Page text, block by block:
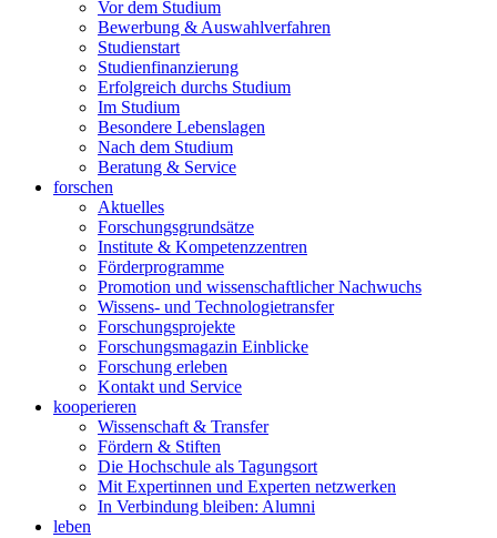
Vor dem Studium
Bewerbung & Auswahlverfahren
Studienstart
Studienfinanzierung
Erfolgreich durchs Studium
Im Studium
Besondere Lebenslagen
Nach dem Studium
Beratung & Service
forschen
Aktuelles
Forschungsgrundsätze
Institute & Kompetenzzentren
Förderprogramme
Promotion und wissenschaftlicher Nachwuchs
Wissens- und Technologietransfer
Forschungsprojekte
Forschungsmagazin Einblicke
Forschung erleben
Kontakt und Service
kooperieren
Wissenschaft & Transfer
Fördern & Stiften
Die Hochschule als Tagungsort
Mit Expertinnen und Experten netzwerken
In Verbindung bleiben: Alumni
leben